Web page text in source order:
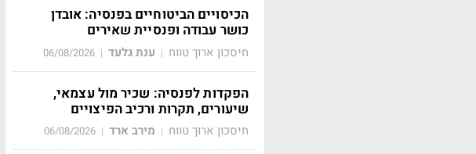
הכיסויים הביטוחיים בפנסיה: אובדן
כושר עבודה ופנסיית שאירים
חיסכון ארוך טווח | ענת גלעד |
06/08/2026
הפקדות לפנסיה: שכיר מול עצמאי,
שיעורים, תקרות ורכיב הפיצויים
חיסכון ארוך טווח | מירב ארד |
06/08/2026